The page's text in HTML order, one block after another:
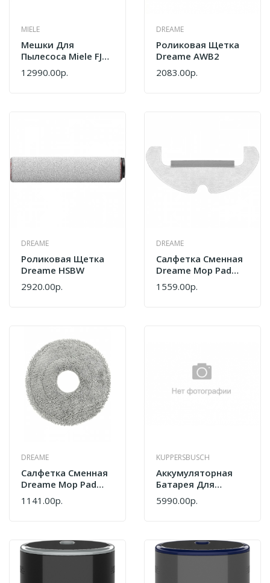
MIELE
Мешки Для
Пылесоса Miele FJM
XXL HyClean 3D
12498280
12990.00р.
DREAME
Роликовая Щетка
Dreame AWB2
2083.00р.
DREAME
Роликовая Щетка
Dreame HSBW
2920.00р.
DREAME
Салфетка Сменная
Dreame Mop Pad
D10s Plus RMP10
1559.00р.
DREAME
Салфетка Сменная
Dreame Mop Pad
VMP1
1141.00р.
KUPPERSBUSCH
Аккумуляторная
Батарея Для
Пылесоса
Kuppersbusch
5990.00р.